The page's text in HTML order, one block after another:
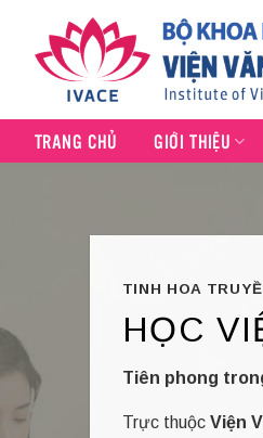
content
TRANG CHỦ GIỚI THIỆU
TINH HOA
HỌC
Tiên phong
Trực thuộc Viện